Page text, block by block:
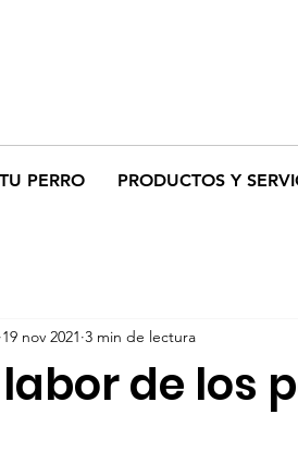
PERRO PRODUCTOS Y
de los
19 nov 2021 3 min de lectura